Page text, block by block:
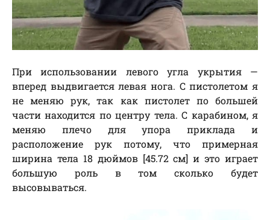
При использовании левого угла укрытия —
вперед выдвигается левая нога. С пистолетом я
не меняю рук, так как пистолет по большей
части находится по центру тела. С карабином, я
меняю плечо для упора приклада и
расположение рук потому, что примерная
ширина тела 18 дюймов [45.72 см] и это играет
большую роль в том сколько будет
высовываться.